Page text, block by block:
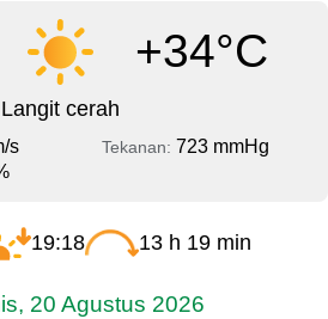
+34°C
Langit cerah
s Tekanan: 723 mmHg
19:18 13 h 19 min
20 Agustus 2026